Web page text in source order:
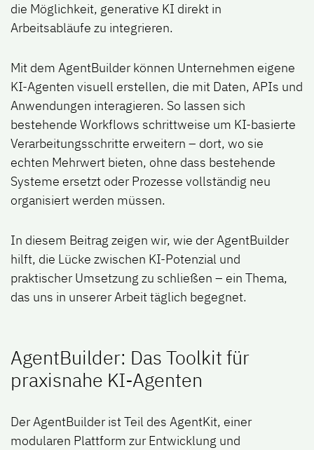
die Möglichkeit, generative KI direkt in
Arbeitsabläufe zu integrieren.
Mit dem AgentBuilder können Unternehmen eigene
KI-Agenten visuell erstellen, die mit Daten, APIs und
Anwendungen interagieren. So lassen sich
bestehende Workflows schrittweise um KI-basierte
Verarbeitungsschritte erweitern – dort, wo sie
echten Mehrwert bieten, ohne dass bestehende
Systeme ersetzt oder Prozesse vollständig neu
organisiert werden müssen.
In diesem Beitrag zeigen wir, wie der AgentBuilder
hilft, die Lücke zwischen KI-Potenzial und
praktischer Umsetzung zu schließen – ein Thema,
das uns in unserer Arbeit täglich begegnet.
AgentBuilder: Das Toolkit für
praxisnahe KI-Agenten
Der AgentBuilder ist Teil des AgentKit, einer
modularen Plattform zur Entwicklung und